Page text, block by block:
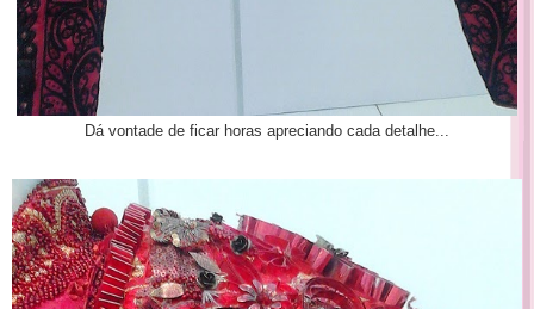
Dá vontade de ficar horas apreciando cada detalhe...